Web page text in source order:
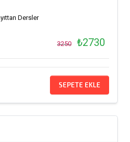
Dersler
3250 ₺2730
SEPETE EKLE